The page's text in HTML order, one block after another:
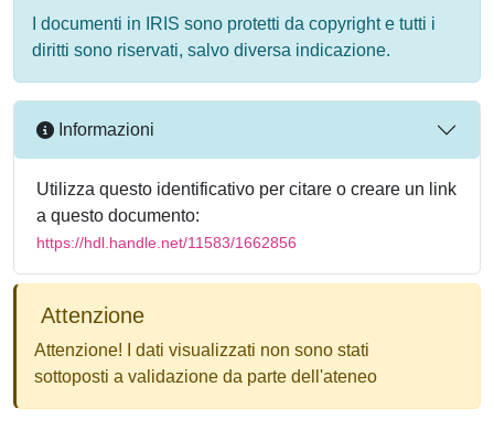
I documenti in IRIS sono protetti da copyright e tutti i
diritti sono riservati, salvo diversa indicazione.
Informazioni
Utilizza questo identificativo per citare o creare un link
a questo documento:
https://hdl.handle.net/11583/1662856
Attenzione
Attenzione! I dati visualizzati non sono stati
sottoposti a validazione da parte dell'ateneo